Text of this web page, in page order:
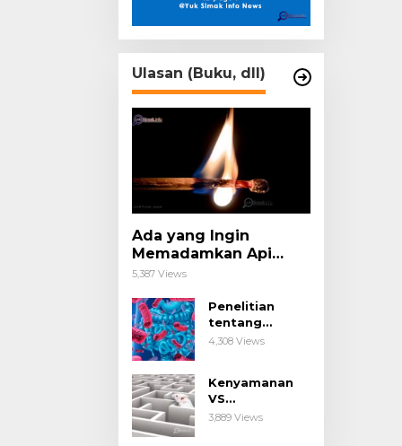
Ulasan (Buku, dll)
Ada yang Ingin
Memadamkan Api
Impianmu!
5,387 Views
Penelitian
tentang
Probiotik
Penyakit
Imunologis.
4,308 Views
Kenyamanan
VS
Kesengsaraan.
3,889 Views